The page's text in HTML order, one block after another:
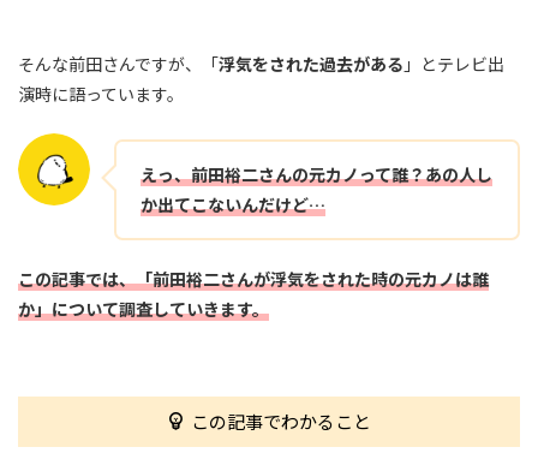
そんな前田さんですが、「浮気をされた過去がある 」とテレビ出
演時に語っています。
えっ、前田裕二さんの元カノって誰？あの人し
か出てこないんだけど…
この記事では、「前田裕二さんが浮気をされた時の元カノは誰
か」について調査していきます。
この記事でわかること